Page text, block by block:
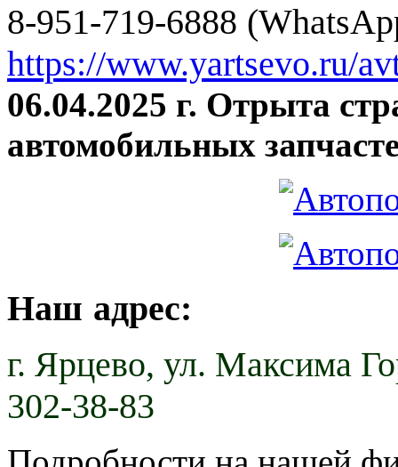
8-951-719-6888
https://www.yartsevo.ru/
06.04.2025 г. Отрыта
автомобильных
Наш адрес:
г. Ярцево, ул. Максима
302-38-83